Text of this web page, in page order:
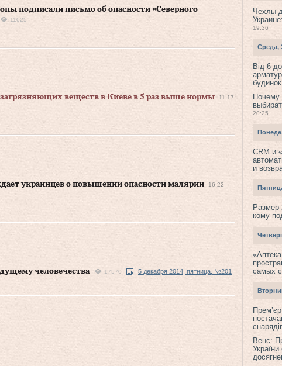
подписали письмо об опасности «Северного
11025
веществ в Киеве в 5 раз выше нормы
11:17
украинцев о повышении опасности малярии
16:22
человечества
17570
5 декабря 2014, пятница, №201
Чехлы
19:36
Среда,
Від 6
Почему
20:25
CRM и
и
Размер
кому
самых
Венс: